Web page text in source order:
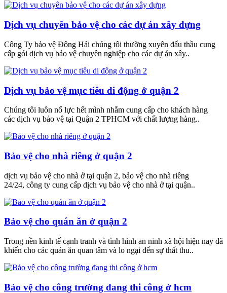
Dịch vụ chuyên bảo vệ cho các dự án xây dựng
Công Ty bảo vệ Đông Hải chúng tôi thường xuyên đấu thầu cung
cấp gói dịch vụ bảo vệ chuyên nghiệp cho các dự án xây..
Dịch vụ bảo vệ mục tiêu di động ở quận 2
Chúng tôi luôn nổ lực hết mình nhằm cung cấp cho khách hàng
các dịch vụ bảo vệ tại Quận 2 TPHCM với chất lượng hàng..
Bảo vệ cho nhà riêng ở quận 2
dịch vụ bảo vệ cho nhà ở tại quận 2, bảo vệ cho nhà riêng
24/24, công ty cung cấp dịch vụ bảo vệ cho nhà ở tại quận..
Bảo vệ cho quán ăn ở quận 2
Trong nền kinh tế cạnh tranh và tình hình an ninh xã hội hiện nay đã
khiến cho các quán ăn quan tâm và lo ngại đến sự thất thu..
Bảo vệ cho công trường đang thi công ở hcm